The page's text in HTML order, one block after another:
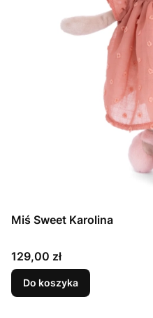
Miś Sweet Karolina
Cena
129,00 zł
Do koszyka